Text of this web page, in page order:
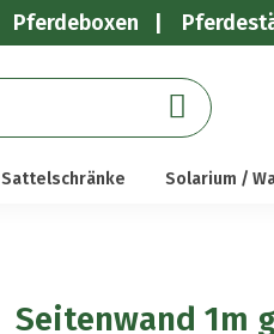
Pferdeboxen
Sattelschränke Solarium /
Seitenwand 1m